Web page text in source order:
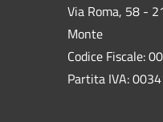
Via Roma, 58 -
Monte
Codice Fiscale:
Partita IVA: